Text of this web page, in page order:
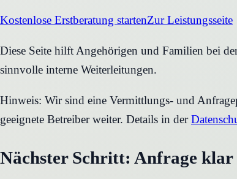
Kostenlose Erstberatung startenZur Leistungsseite
Diese Seite hilft Angehörigen und Familien bei
sinnvolle interne Weiterleitungen.
Hinweis: Wir sind eine Vermittlungs- und
geeignete Betreiber weiter. Details in der
Nächster Schritt: Anfrage